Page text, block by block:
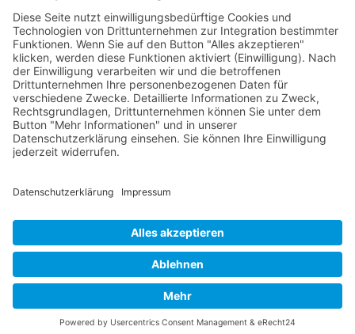
Maximin Grünhaus 1
Datenschutz
All rights reserved Maximin Grünhaus